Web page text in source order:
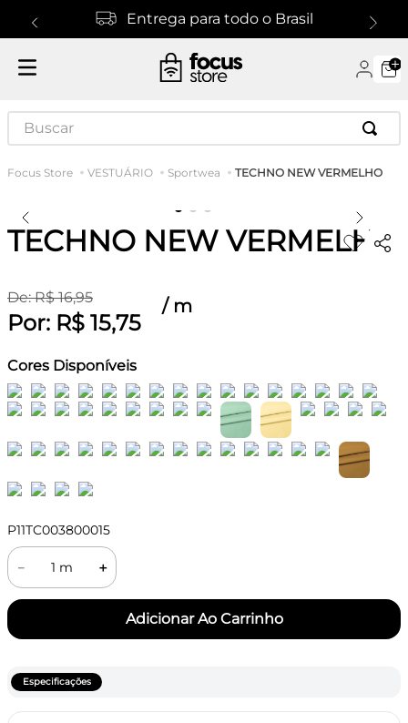
Entrega para todo o Brasil
Buscar
VESTUÁRIO Sportwea TECHNO NEW VERMELHO
TECHNO NEW VERMELHO
De:R$ 16,95
Por: R$ 15,75
/ m
Cores Disponíveis
P11TC003800015
＋
－
Especificações